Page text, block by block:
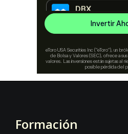
Footer
Formación